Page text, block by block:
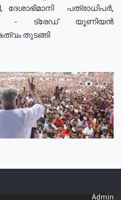
പത്രാധിപർ,
- ട്രേഡ് യൂണിയൻ
തുടങ്ങി
Admin